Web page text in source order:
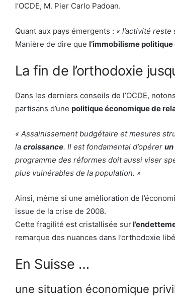
l’OCDE, M. Pier Carlo Padoan.
Quant aux pays émergents : « l’activité
Manière de dire que l’immobilisme politique
La fin de l’orthodoxie
Dans les derniers conseils de l’OCDE,
partisans d’une politique économique de
« Assainissement budgétaire et mesures
la croissance. Il est fondamental d’opérer
programme des réformes doit aussi viser
plus vulnérables de la population. »
Ainsi, même si une amélioration de
issue de la crise de 2008.
Cette fragilité est cristallisée sur
remarque des nuances dans l’orthodoxie
En Suisse …
une situation économique